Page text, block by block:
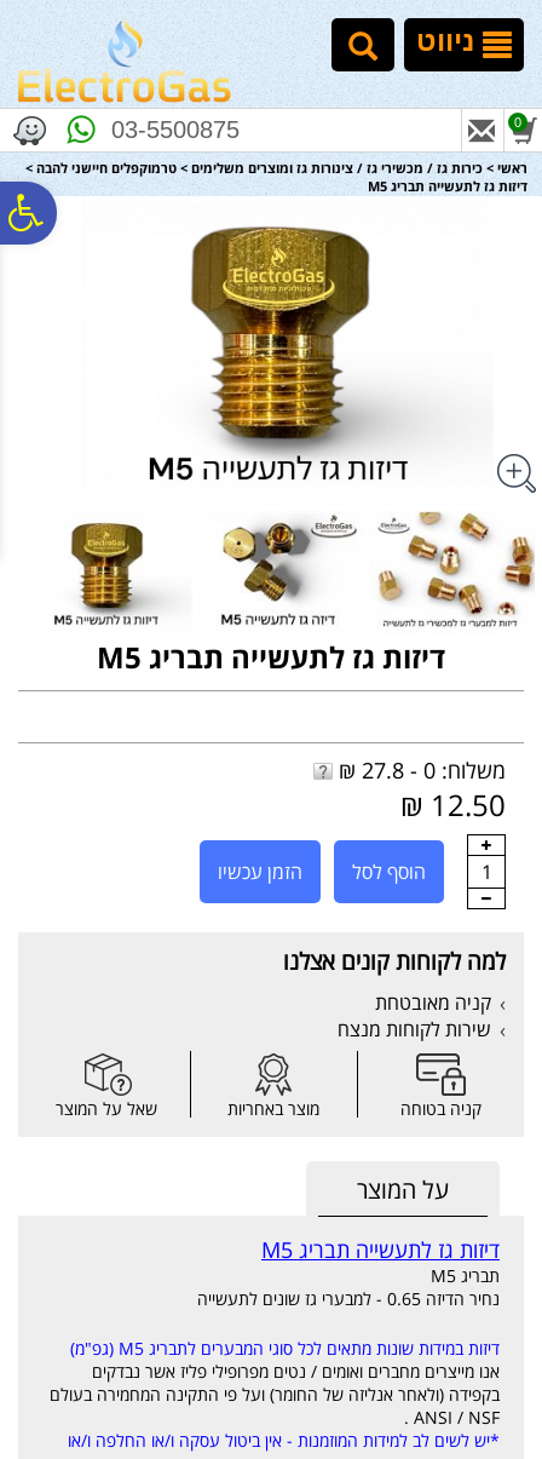
נגישות
אתר
המרכזי
ניווט
03-5500875 0
ראשי > כירות גז / מכשירי גז / צינורות גז ומוצרים משלימים > טרמוקפלים חיישני להבה >
דיזות גז לתעשייה תבריג M5
דיזות גז לתעשייה תבריג M5
משלוח: 0 - 27.8 ₪
12.50 ₪
1 הוסף לסל הזמן עכשיו
למה לקוחות קונים אצלנו
קניה מאובטחת
שירות לקוחות מנצח
קניה בטוחה מוצר באחריות שאל על המוצר
על המוצר
דיזות גז לתעשייה תבריג M5
תבריג M5
נחיר הדיזה 0.65 - למבערי גז שונים לתעשייה
דיזות במידות שונות מתאים לכל סוגי המבערים לתבריג M5 (גפ"מ)
אנו מייצרים מחברים ואומים / נטים מפרופילי פליז אשר נבדקים
בקפידה (ולאחר אנליזה של החומר) ועל פי התקינה המחמירה בעולם
ANSI / NSF .
*יש לשים לב למידות המוזמנות - אין ביטול עסקה ו/או החלפה ו/או